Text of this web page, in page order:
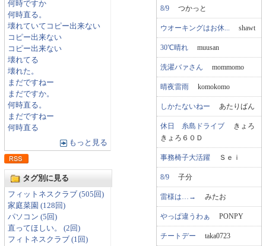
何時ですか
何時直る。
壊れていてコピー出来ない
コピー出来ない
コピー出来ない
壊れてる
壊れた。
まだですねー
まだですか。
何時直る。
まだですねー
何時直る
もっと見る
タグ別に見る
フィットネスクラブ (505回)
家庭菜園 (128回)
パソコン (5回)
直ってほしい。 (2回)
フィトネスクラブ (1回)
8/9 つかっと
ウオーキングはお休... shawt
30℃晴れ muusan
洗濯バァさん mommomo
晴夜雷雨 komokomo
しかたないねー あたりばん
休日 糸島ドライブ きょろ
きょろ６０Ｄ
事務椅子大活躍 Ｓｅｉ
8/9 子分
雷様は…→ みたお
やっぱ違うわぁ PONPY
チートデー taka0723